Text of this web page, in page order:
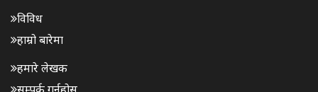
विविध
हाम्रो बारेमा
हमारे लेखक